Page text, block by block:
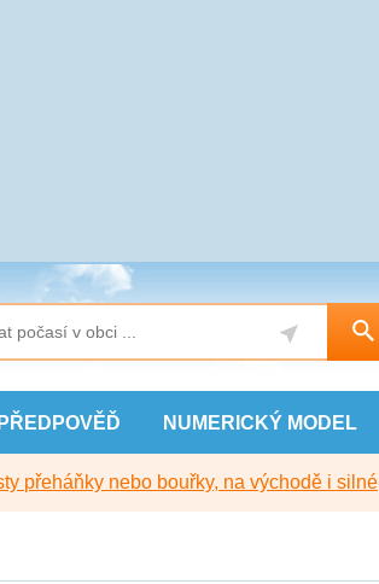
PŘEDPOVĚĎ NUMERICKÝ MODEL
přeháňky nebo bouřky, na východě i silné